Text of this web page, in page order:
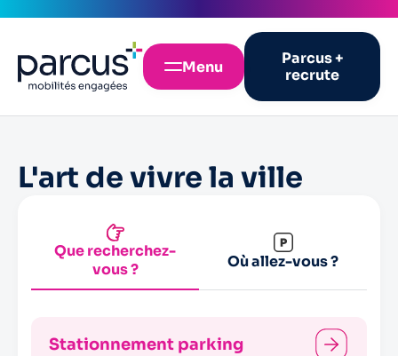
Menu
Parcus +
recrute
L'art de vivre la ville
Que recherchez-
vous ?
Où allez-vous ?
Stationnement parking